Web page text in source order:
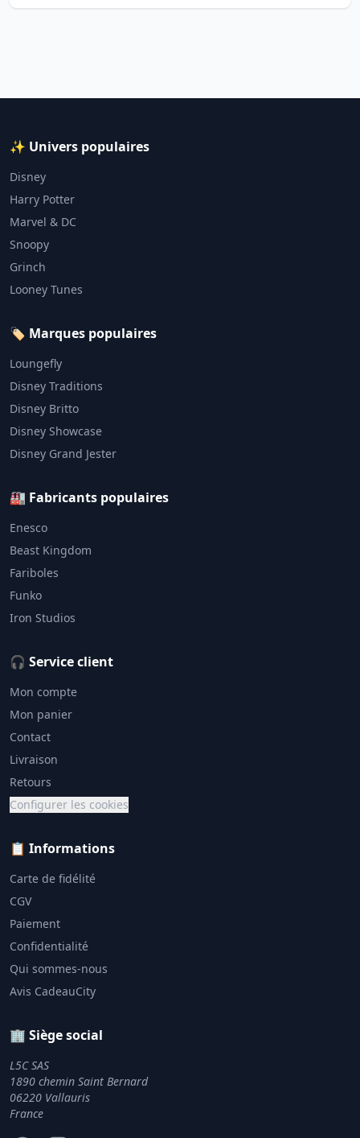
✨ Univers populaires
Disney
Harry Potter
Marvel & DC
Snoopy
Grinch
Looney Tunes
🏷️ Marques populaires
Loungefly
Disney Traditions
Disney Britto
Disney Showcase
Disney Grand Jester
🏭 Fabricants populaires
Enesco
Beast Kingdom
Fariboles
Funko
Iron Studios
🎧 Service client
Mon compte
Mon panier
Contact
Livraison
Retours
Configurer les cookies
📋 Informations
Carte de fidélité
CGV
Paiement
Confidentialité
Qui sommes-nous
Avis CadeauCity
🏢 Siège social
L5C SAS
1890 chemin Saint Bernard
06220 Vallauris
France